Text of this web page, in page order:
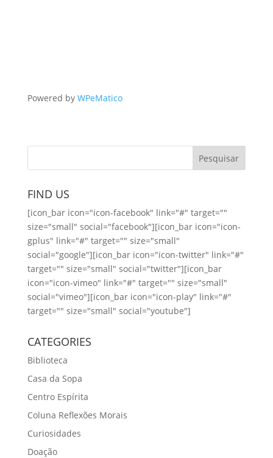
Powered by WPeMatico
FIND US
[icon_bar icon="icon-facebook" link="#" target=""
size="small" social="facebook"][icon_bar icon="icon-
gplus" link="#" target="" size="small"
social="google"][icon_bar icon="icon-twitter" link="#"
target="" size="small" social="twitter"][icon_bar
icon="icon-vimeo" link="#" target="" size="small"
social="vimeo"][icon_bar icon="icon-play" link="#"
target="" size="small" social="youtube"]
CATEGORIES
Biblioteca
Casa da Sopa
Centro Espírita
Coluna Reflexões Morais
Curiosidades
Doação